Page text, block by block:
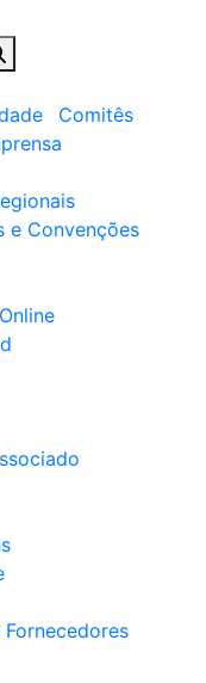
Comitês
e Convenções
Fornecedores